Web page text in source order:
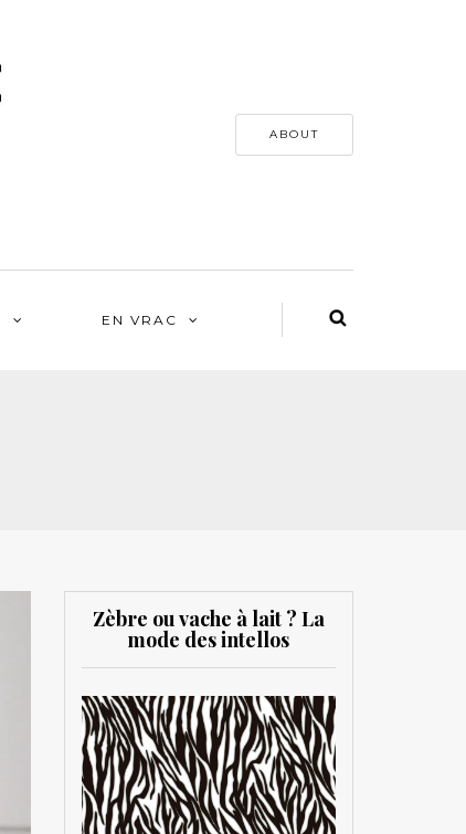
ABOUT
EN VRAC
Zèbre ou vache à lait ? La
mode des intellos